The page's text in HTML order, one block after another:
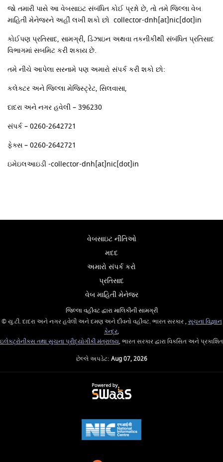
જો તમારી પાસે આ વેબસાઇટ સંબંધિત કોઈ પ્રશ્નો છે, તો તમે જિલ્લા વેબ
માહિતી મેનેજરને અહીં લખી શકો છો collector-dnh[at]nic[dot]in
કોઈપણ પ્રતિસાદ, સામગ્રી, ડિઝાઇન અથવા તકનીકીથી સંબંધિત પ્રતિસાદ
વિભાગમાં સબમિટ કરી શકાય છે.
તમે નીચે આપેલા સરનામે પણ અમારો સંપર્ક કરી શકો છો:
કલેક્ટર અને જિલ્લા મેજિસ્ટ્રેટ, સિલવાસા,
દાદરા અને નગર હવેલી – 396230
સંપર્ક – 0260-2642721
ફેક્સ – 0260-2642721
ઇમેઇલઆઇડી -collector-dnh[at]nic[dot]in
વેબસાઇટ નીતિઓ
મદદ
અમારો સંપર્ક કરો
પ્રતિસાદ
વેબ માહિતી મેનેજર
જિલ્લા વહીવટ દ્વારા માલિકીની સામગ્રી
© યુ.ટી. દાદરા અને નગર હવેલી અને દમણ અને દીવનો વહીવટ. ભારત સરકાર , સૂચના વિજ્ઞાન
કેન્દ્ર,
ઇલેક્ટ્રોનીક્સ તથા સુચના પ્રૌદ્યોગીકી મંત્રાલય, ભારત સરકાર દ્વારા વિકસિત અને પ્રકાશિત
છેલ્લે અપડેટ: Aug 07, 2026